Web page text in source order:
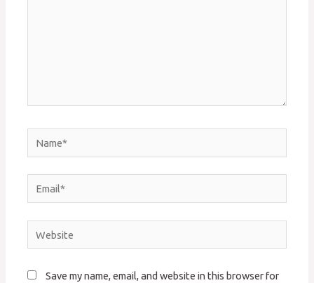
Name*
Email*
Website
Save my name, email, and website in this browser for